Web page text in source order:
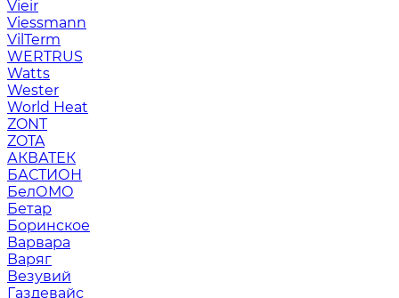
Vieir
Viessmann
VilTerm
WERTRUS
Watts
Wester
World Heat
ZONT
ZOTA
АКВАТЕК
БАСТИОН
БелОМО
Бетар
Боринское
Варвара
Варяг
Везувий
Газдевайс